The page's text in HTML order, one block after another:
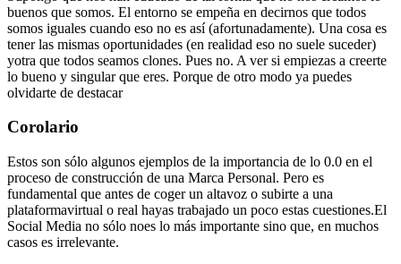
buenos que somos. El entorno se empeña en decirnos que todos
somos iguales cuando eso no es así (afortunadamente). Una cosa es
tener las mismas oportunidades (en realidad eso no suele suceder)
yotra que todos seamos clones. Pues no. A ver si empiezas a creerte
lo bueno y singular que eres. Porque de otro modo ya puedes
olvidarte de destacar
Corolario
Estos son sólo algunos ejemplos de la importancia de lo 0.0 en el
proceso de construcción de una Marca Personal. Pero es
fundamental que antes de coger un altavoz o subirte a una
plataformavirtual o real hayas trabajado un poco estas cuestiones.El
Social Media no sólo noes lo más importante sino que, en muchos
casos es irrelevante.